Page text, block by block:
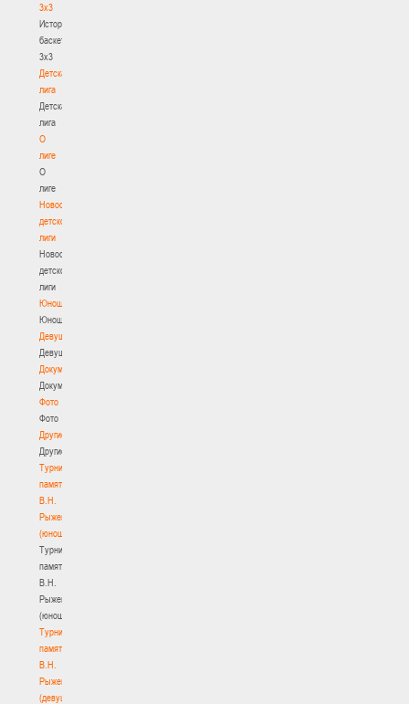
3х3
История
баскетбола
3х3
Детская
лига
Детская
лига
О
лиге
О
лиге
Новости
детской
лиги
Новости
детской
лиги
Юноши
Юноши
Девушки
Девушки
Документы
Документы
Фото
Фото
Другие
Другие
Турнир
памяти
В.Н.
Рыженкова
(юноши)
Турнир
памяти
В.Н.
Рыженкова
(юноши)
Турнир
памяти
В.Н.
Рыженкова
(девушки)